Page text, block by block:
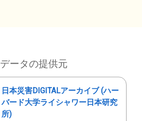
データの提供元
日本災害DIGITALアーカイブ (ハー
バード大学ライシャワー日本研究
所)